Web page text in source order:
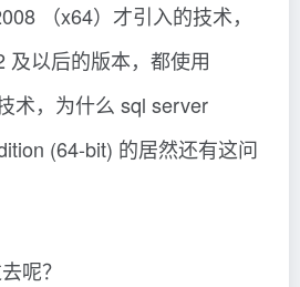
（x64）才引入的技术，
及以后的版本，都使用
术，为什么 sql server
(64-bit) 的居然还有这问
呢？